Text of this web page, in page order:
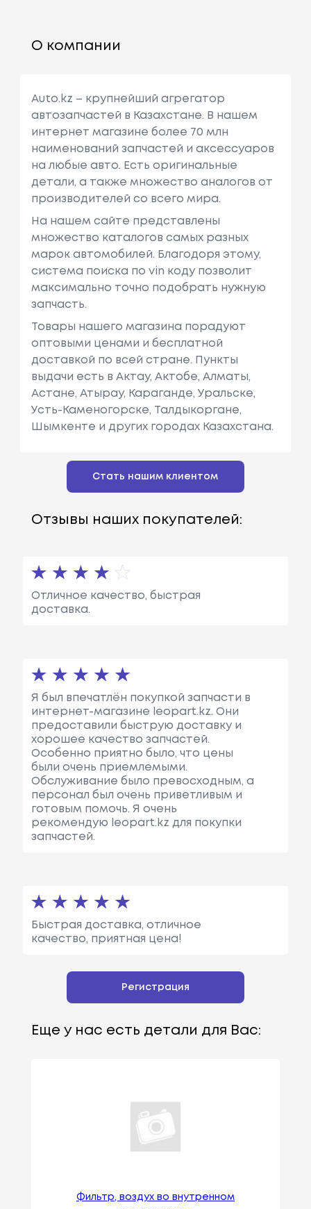
О компании
Auto.kz – крупнейший агрегатор
автозапчастей в Казахстане. В нашем
интернет магазине более 70 млн
наименований запчастей и аксессуаров
на любые авто. Есть оригинальные
детали, а также множество аналогов от
производителей со всего мира.
На нашем сайте представлены
множество каталогов самых разных
марок автомобилей. Благодоря этому,
система поиска по vin коду позволит
максимально точно подобрать нужную
запчасть.
Товары нашего магазина порадуют
оптовыми ценами и бесплатной
доставкой по всей стране. Пункты
выдачи есть в Актау, Актобе, Алматы,
Астане, Атырау, Караганде, Уральске,
Усть-Каменогорске, Талдыкоргане,
Шымкенте и других городах Казахстана.
Стать нашим клиентом
Отзывы наших покупателей:
Отличное качество, быстрая
доставка.
Я был впечатлён покупкой запчасти в
интернет-магазине leopart.kz. Они
предоставили быструю доставку и
хорошее качество запчастей.
Особенно приятно было, что цены
были очень приемлемыми.
Обслуживание было превосходным, а
персонал был очень приветливым и
готовым помочь. Я очень
рекомендую leopart.kz для покупки
запчастей.
Быстрая доставка, отличное
качество, приятная цена!
Регистрация
Еще у нас есть детали для Вас:
Фильтр, воздух во внутренном